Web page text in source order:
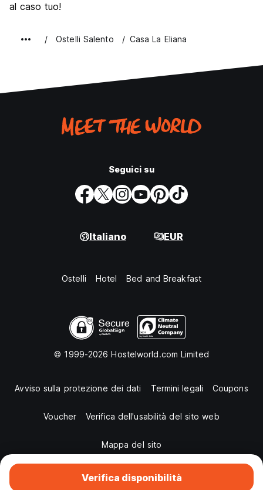
Verifica disponibilità
Qualita' Prezzo
al caso tuo!
Ostelli Salento Casa La Eliana
Seguici su
Italiano EUR
Ostelli Hotel Bed and Breakfast
© 1999-2026 Hostelworld.com Limited
Avviso sulla protezione dei dati Termini legali Coupons
Voucher Verifica dell'usabilità del sito web
Mappa del sito